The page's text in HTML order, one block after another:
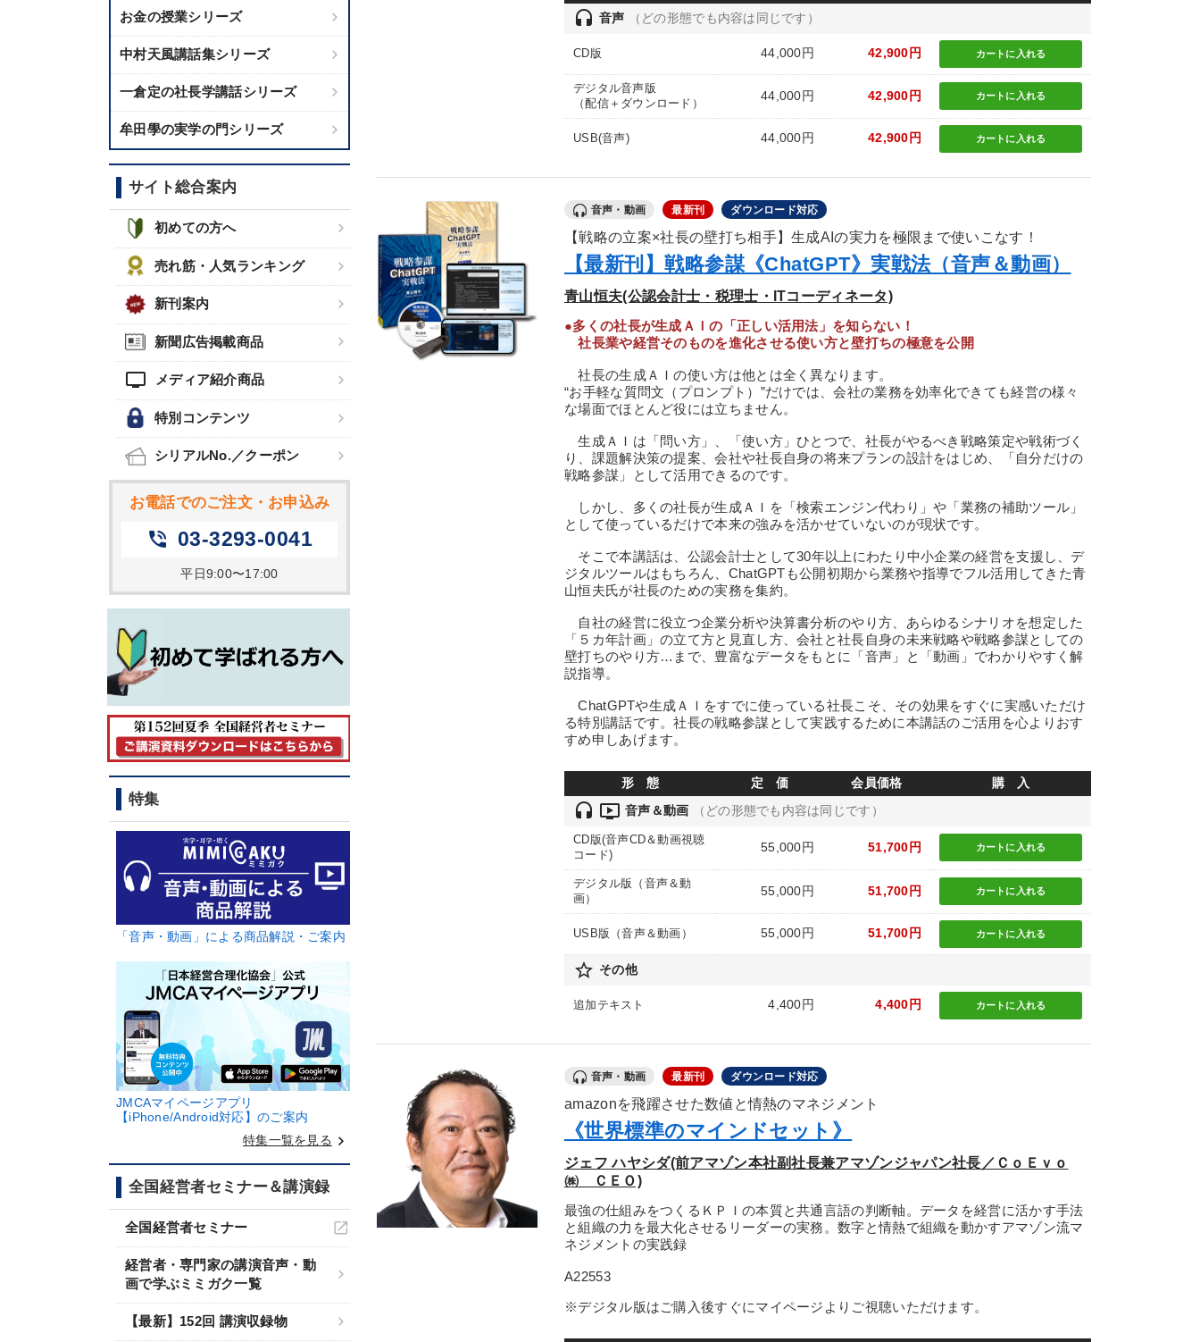
お金の授業シリーズ
中村天風講話集シリーズ
一倉定の社長学講話シリーズ
牟田學の実学の門シリーズ
サイト総合案内
初めての方へ
売れ筋・人気ランキング
新刊案内
新聞広告掲載商品
tv メディア紹介商品
特別コンテンツ
シリアルNo.／クーポン
お電話でのご注文・お申込み
phone_in_talk 03-3293-0041
平日9:00〜17:00
特集
「音声・動画」による商品解説・ご案内
JMCAマイページアプリ
【iPhone/Android対応】のご案内
特集一覧を見る keyboard_arrow_right
全国経営者セミナー＆講演録
全国経営者セミナー
経営者・専門家の講演音声・動
画で学ぶミミガク一覧
【最新】152回 講演収録物
headset 音声 （どの形態でも内容は同じです）
CD版 44,000円 42,900円 カートに 入れる
デジタル音声版
（配信＋ダウンロード）
44,000円 42,900円 カートに 入れる
USB(音声) 44,000円 42,900円 カートに 入れる
音声・動画 最新刊 ダウンロード対応
【戦略の立案×社長の壁打ち相手】生成AIの実力を極限まで使いこなす！
【最新刊】戦略参謀《ChatGPT》実戦法（音声＆動画）
青山恒夫(公認会計士・税理士・ITコーディネータ)
●多くの社長が生成ＡＩの「正しい活用法」を知らない！
社長業や経営そのものを進化させる使い方と壁打ちの極意を公開
社長の生成ＡＩの使い方は他とは全く異なります。
“お手軽な質問文（プロンプト）”だけでは、会社の業務を効率化できても経営の様々
な場面でほとんど役には立ちません。
生成ＡＩは「問い方」、「使い方」ひとつで、社長がやるべき戦略策定や戦術づく
り、課題解決策の提案、会社や社長自身の将来プランの設計をはじめ、「自分だけの
戦略参謀」として活用できるのです。
しかし、多くの社長が生成ＡＩを「検索エンジン代わり」や「業務の補助ツール」
として使っているだけで本来の強みを活かせていないのが現状です。
そこで本講話は、公認会計士として30年以上にわたり中小企業の経営を支援し、デ
ジタルツールはもちろん、ChatGPTも公開初期から業務や指導でフル活用してきた青
山恒夫氏が社長のための実務を集約。
自社の経営に役立つ企業分析や決算書分析のやり方、あらゆるシナリオを想定した
「５カ年計画」の立て方と見直し方、会社と社長自身の未来戦略や戦略参謀としての
壁打ちのやり方…まで、豊富なデータをもとに「音声」と「動画」でわかりやすく解
説指導。
ChatGPTや生成ＡＩをすでに使っている社長こそ、その効果をすぐに実感いただけ
る特別講話です。社長の戦略参謀として実践するために本講話のご活用を心よりおす
すめ申しあげます。
形 態 定 価 会員価格 購 入
headset ondemand_video 音声＆動画 （どの形態でも内容は同じです）
CD版(音声CD＆動画視聴
コード)
55,000円 51,700円 カートに 入れる
デジタル版（音声＆動
画）
55,000円 51,700円 カートに 入れる
USB版（音声＆動画） 55,000円 51,700円 カートに 入れる
star_border その他
追加テキスト 4,400円 4,400円 カートに 入れる
音声・動画 最新刊 ダウンロード対応
amazonを飛躍させた数値と情熱のマネジメント
《世界標準のマインドセット》
ジェフ ハヤシダ(前アマゾン本社副社長兼アマゾンジャパン社長／ＣｏＥｖｏ
㈱ ＣＥＯ)
最強の仕組みをつくるＫＰＩの本質と共通言語の判断軸。データを経営に活かす手法
と組織の力を最大化させるリーダーの実務。数字と情熱で組織を動かすアマゾン流マ
ネジメントの実践録
A22553
※デジタル版はご購入後すぐにマイページよりご視聴いただけます。